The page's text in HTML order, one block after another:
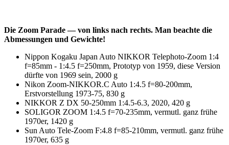
Die Zoom Parade — von links nach rechts. Man beachte die
Abmessungen und Gewichte!
Nippon Kogaku Japan Auto NIKKOR Telephoto-Zoom 1:4
f=85mm - 1:4.5 f=250mm, Prototyp von 1959, diese Version
dürfte von 1969 sein, 2000 g
Nikon Zoom-NIKKOR.C Auto 1:4.5 f=80-200mm,
Erstvorstellung 1973-75, 830 g
NIKKOR Z DX 50-250mm 1:4.5-6.3, 2020, 420 g
SOLIGOR ZOOM 1:4.5 f=70-235mm, vermutl. ganz frühe
1970er, 1420 g
Sun Auto Tele-Zoom F:4.8 f=85-210mm, vermutl. ganz frühe
1970er, 635 g